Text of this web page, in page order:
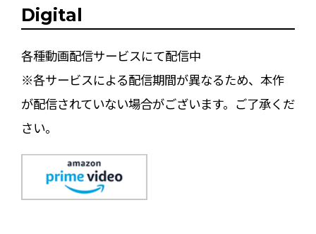
Digital
各種動画配信サービスにて配信中
※各サービスによる配信期間が異なるため、本作
が配信されていない場合がございます。ご了承くだ
さい。